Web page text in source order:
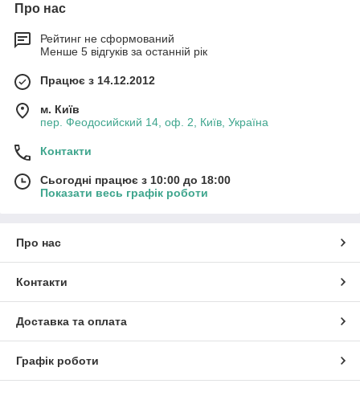
Про нас
Рейтинг не сформований
Менше 5 відгуків за останній рік
Працює з 14.12.2012
м. Київ
пер. Феодосийский 14, оф. 2, Київ, Україна
Контакти
Сьогодні працює з 10:00 до 18:00
Показати весь графік роботи
Про нас
Контакти
Доставка та оплата
Графік роботи